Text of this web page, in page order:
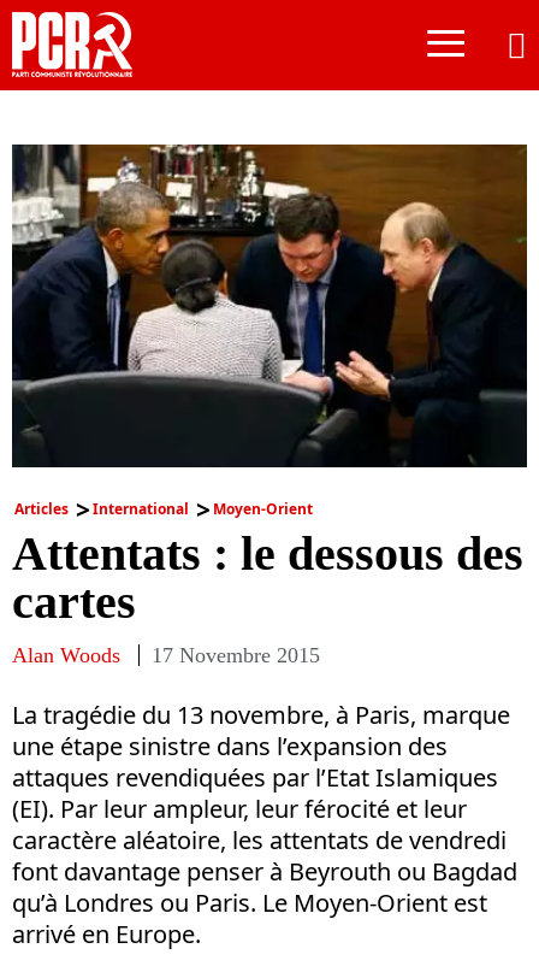
≡
Articles International Moyen-Orient
Attentats : le dessous des
cartes
Alan Woods 17 Novembre 2015
La tragédie du 13 novembre, à Paris, marque
une étape sinistre dans l’expansion des
attaques revendiquées par l’Etat Islamiques
(EI). Par leur ampleur, leur férocité et leur
caractère aléatoire, les attentats de vendredi
font davantage penser à Beyrouth ou Bagdad
qu’à Londres ou Paris. Le Moyen-Orient est
arrivé en Europe.